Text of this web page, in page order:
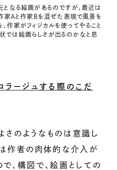
となる絵画があるのですが、最近は
家Aと作家Bを混ぜた表現で風景を
作家がフィジカルを使ってやること
では絵画らしさが出るのかなと思
ージュする際のこだ
さのようなものは意識し
は作者の肉体的な介入が
、構図で、絵画としての